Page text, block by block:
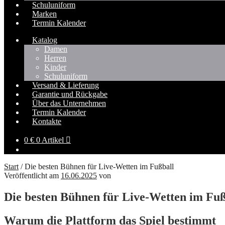
Schuluniform
Marken
Termin Kalender
Katalog
Damen
Herren
Kinder
Schuluniform
Versand & Lieferung
Garantie und Rückgabe
Über das Unternehmen
Termin Kalender
Kontakte
0 € 0 Artikel
Start /Die besten Bühnen für Live-Wetten im Fußball
Veröffentlicht am 16.06.2025 von
Die besten Bühnen für Live-Wetten im
Warum die Plattform das Spiel bestimmt